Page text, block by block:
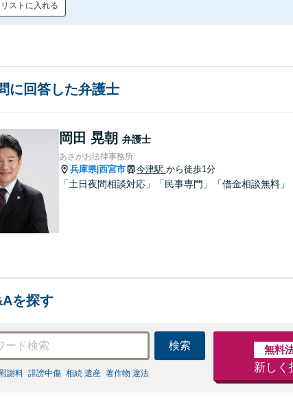
ストに入れる
に回答した弁護士
岡田 晃朝 弁護士
あさがお法律事務所
兵庫県|西宮市 今津駅 から徒歩1分
「土日夜間相談対応」「民事専門」「借金相談無料」
を探す
検索
謝料 誹謗中傷 相続 遺産 著作物 違法
無料
新しく